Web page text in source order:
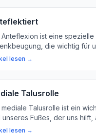
Anteflexion ist eine spezielle
die wichtig für
und Gesundheit ist.
eine Rolle spielt.
lesen →
Talusrolle
mediale Talusrolle ist ein
unseres Fußes, der uns hilft,
zu verlassen und unsere
lesen →